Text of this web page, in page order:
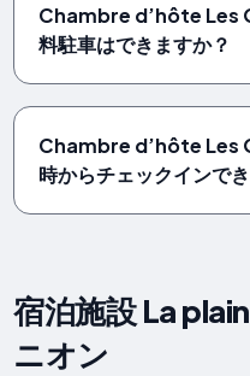
Chambre d’hôte Les
料駐車はできますか？
Chambre d’hôte Les
時からチェックインで
宿泊施設 La
ニオン